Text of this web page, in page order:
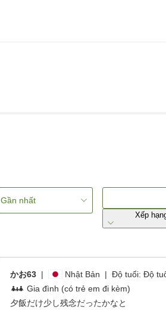
Gần nhất
Xếp
かお63 | Nhật Bản | Độ tuổi:Độ
Gia đình (có trẻ em đi kèm)
夕飯だけ少し残念だったかなと